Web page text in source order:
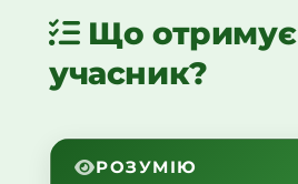
Що отримує
учасник?
РОЗУМІЮ